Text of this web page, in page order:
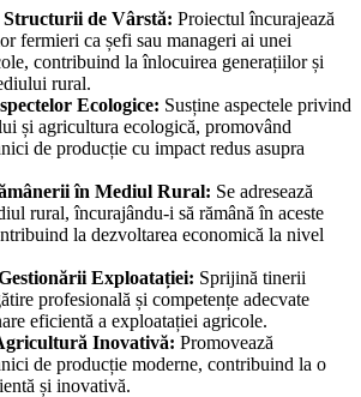
de Vârstă: Proiectul încurajează
fermieri ca șefi sau manageri ai unei
contribuind la înlocuirea generațiilor și
rural.
Ecologice: Susține aspectele privind
și agricultura ecologică, promovând
de producție cu impact redus asupra
în Mediul Rural: Se adresează
rural, încurajându-i să rămână în aceste
la dezvoltarea economică la nivel
Exploatației: Sprijină tinerii
profesională și competențe adecvate
eficientă a exploatației agricole.
Inovativă: Promovează
de producție moderne, contribuind la o
și inovativă.